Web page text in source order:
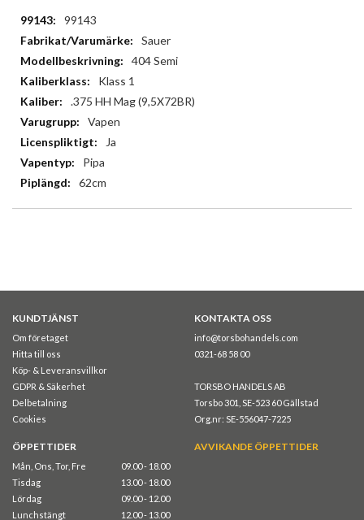
Mer
information
99143
Sauer
404 Semi
Klass 1
.375 HH Mag (9,5X72BR)
Vapen
Ja
Pipa
62cm
KUNDTJÄNST
Om företaget
Hitta till oss
Köp- & Leveransvillkor
GDPR & Säkerhet
Delbetalning
Cookies
KONTAKTA OSS
info@torsbohandels.com
0321-68 58 00
TORSBO HANDELS AB
Torsbo 301, SE-523 60 Gällstad
Org.nr: SE-556047-7225
ÖPPETTIDER
Mån, Ons, Tor, Fre
09.00 - 18.00
Tisdag
13.00 - 18.00
Lördag
09.00 - 12.00
Lunchstängt
12.00 - 13.00
AVVIKANDE ÖPPETTIDER